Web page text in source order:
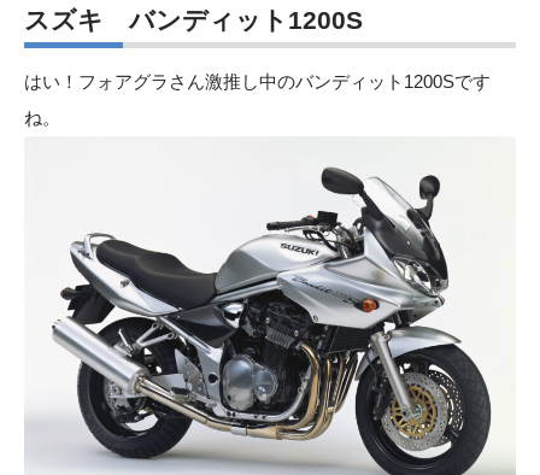
スズキ バンディット1200S
はい！フォアグラさん激推し中のバンディット1200Sです
ね。